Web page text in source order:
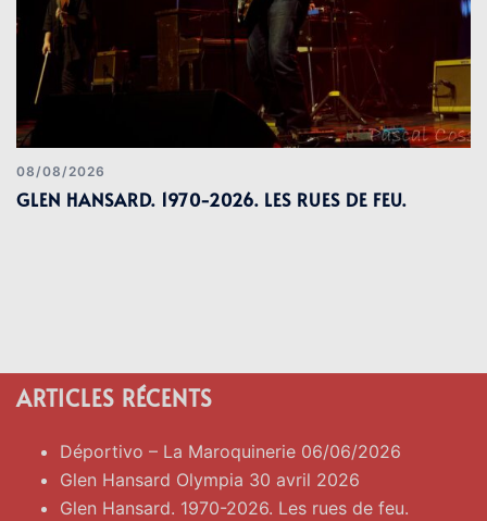
08/08/2026
GLEN HANSARD. 1970-2026. LES RUES DE FEU.
ARTICLES RÉCENTS
Déportivo – La Maroquinerie 06/06/2026
Glen Hansard Olympia 30 avril 2026
Glen Hansard. 1970-2026. Les rues de feu.